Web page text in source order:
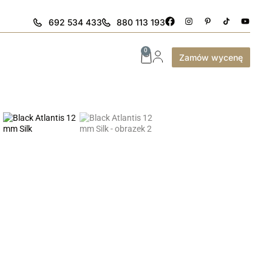
692 534 433 880 113 193
0
Zamów wycenę